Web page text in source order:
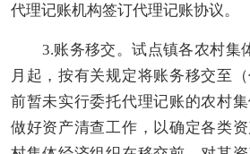
代理记账机构签订代理记账协议。
3.账务移交。试点镇各农村集
月起，按有关规定将账务移交至
前暂未实行委托代理记账的农村
做好资产清查工作，以确定各类